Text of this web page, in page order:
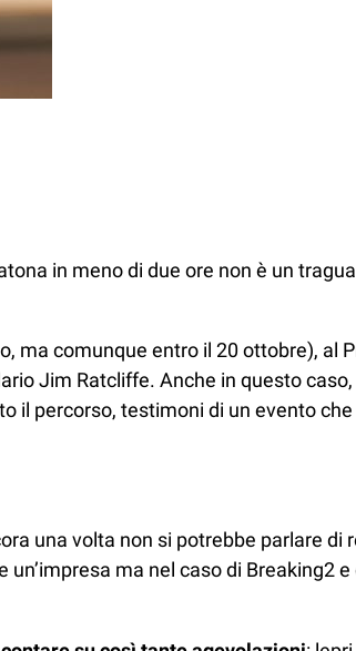
in meno di due ore non è un
ma comunque entro il 20 ottobre), al
Jim Ratcliffe. Anche in questo
il percorso, testimoni di un evento
una volta non si potrebbe parlare
ma nel caso di Breaking2